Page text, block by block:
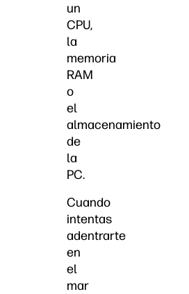
un
CPU,
la
memoria
RAM
o
el
almacenamiento
de
la
PC.
Cuando
intentas
adentrarte
en
el
mar